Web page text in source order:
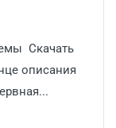
Скачать
описания